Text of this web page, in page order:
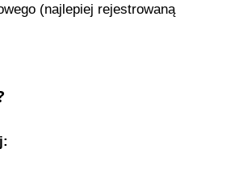
(najlepiej rejestrowaną